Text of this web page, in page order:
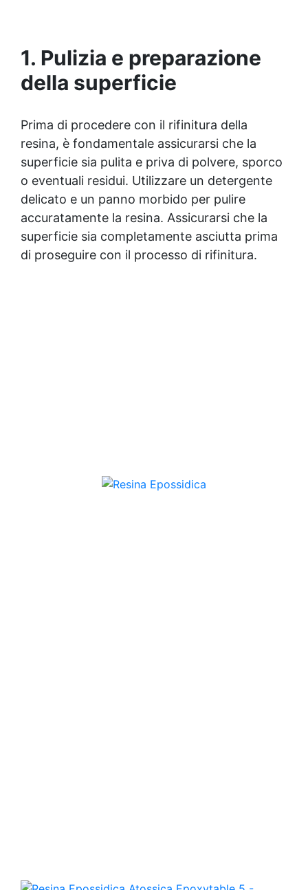
1. Pulizia e preparazione
della superficie
Prima di procedere con il rifinitura della
resina, è fondamentale assicurarsi che la
superficie sia pulita e priva di polvere, sporco
o eventuali residui. Utilizzare un detergente
delicato e un panno morbido per pulire
accuratamente la resina. Assicurarsi che la
superficie sia completamente asciutta prima
di proseguire con il processo di rifinitura.